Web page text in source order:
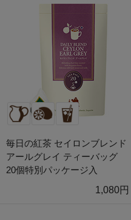
毎日の紅茶 セイロンブレンド
アールグレイ ティーバッグ
20個特別パッケージ入
1,080円